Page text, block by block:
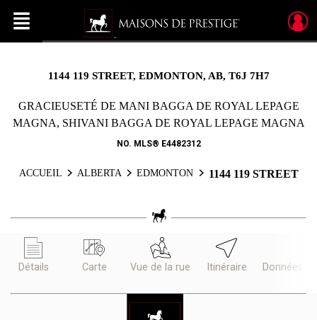
Menu
1144 119 STREET, EDMONTON, AB, T6J 7H7
GRACIEUSETÉ DE MANI BAGGA DE ROYAL LEPAGE
MAGNA, SHIVANI BAGGA DE ROYAL LEPAGE MAGNA
NO. MLS® E4482312
ACCUEIL ALBERTA EDMONTON 1144 119 STREET
Détails Carte Vue de la rue Itinéraire Données